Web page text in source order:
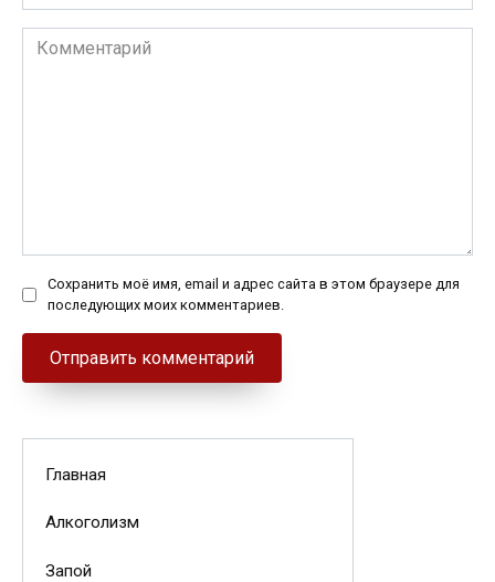
Комментарий
Сохранить моё имя, email и адрес сайта в этом браузере для
последующих моих комментариев.
Главная
Алкоголизм
Запой